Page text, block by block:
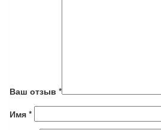
Ваш отзыв *
Имя *